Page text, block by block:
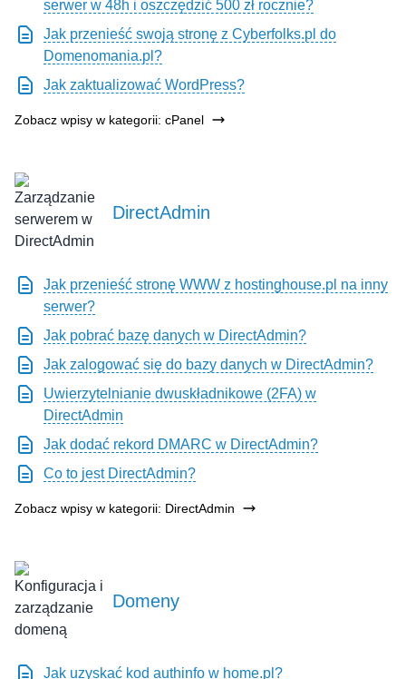
serwer w 48h i oszczędzić 500 zł rocznie?
Jak przenieść swoją stronę z Cyberfolks.pl do
Domenomania.pl?
Jak zaktualizować WordPress?
Zobacz wpisy w kategorii: cPanel
DirectAdmin
Jak przenieść stronę WWW z hostinghouse.pl na inny
serwer?
Jak pobrać bazę danych w DirectAdmin?
Jak zalogować się do bazy danych w DirectAdmin?
Uwierzytelnianie dwuskładnikowe (2FA) w
DirectAdmin
Jak dodać rekord DMARC w DirectAdmin?
Co to jest DirectAdmin?
Zobacz wpisy w kategorii: DirectAdmin
Domeny
Jak uzyskać kod authinfo w home.pl?